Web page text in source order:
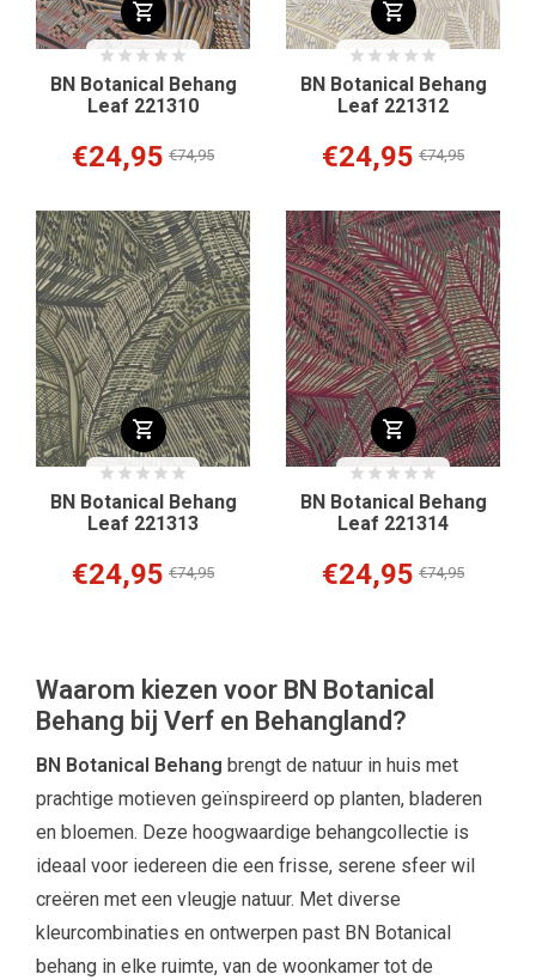
BN Botanical Behang
Leaf 221310
€24,95 €74,95
BN Botanical Behang
Leaf 221312
€24,95 €74,95
BN Botanical Behang
Leaf 221313
€24,95 €74,95
BN Botanical Behang
Leaf 221314
€24,95 €74,95
Waarom kiezen voor BN Botanical
Behang bij Verf en Behangland?
BN Botanical Behang brengt de natuur in huis met
prachtige motieven geïnspireerd op planten, bladeren
en bloemen. Deze hoogwaardige behangcollectie is
ideaal voor iedereen die een frisse, serene sfeer wil
creëren met een vleugje natuur. Met diverse
kleurcombinaties en ontwerpen past BN Botanical
behang in elke ruimte, van de woonkamer tot de